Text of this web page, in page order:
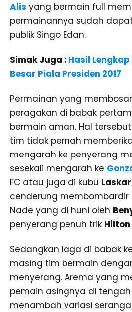
Alis yang bermain full
permainannya sudah
publik Singo Edan.
Simak Juga : Hasil
Besar Piala Presiden 2017
Permainan yang
peragakan di babak
bermain aman. Hal
tim tidak pernah
mengarah ke penyerang
sesekali mengarah ke
FC atau juga di kubu
cenderung membombardir
Nade yang di huni oleh
penyerang penuh trik
Sedangkan laga di babak
masing tim bermain
menyerang. Arema yang
pemain asingnya di tengah
menambah variasi